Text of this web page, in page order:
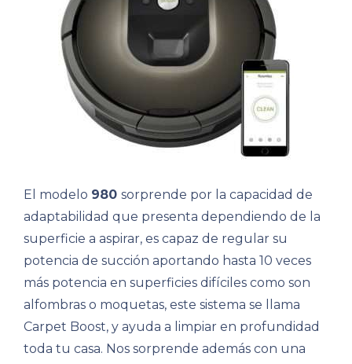
El modelo 980 sorprende por la capacidad de
adaptabilidad que presenta dependiendo de la
superficie a aspirar, es capaz de regular su
potencia de succión aportando hasta 10 veces
más potencia en superficies difíciles como son
alfombras o moquetas, este sistema se llama
Carpet Boost, y ayuda a limpiar en profundidad
toda tu casa. Nos sorprende además con una